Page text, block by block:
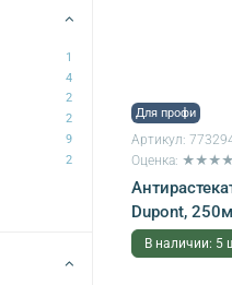
Для профи
Артикул:
Оценка:
Dupont,
В наличии: 5
1
4
2
2
9
2